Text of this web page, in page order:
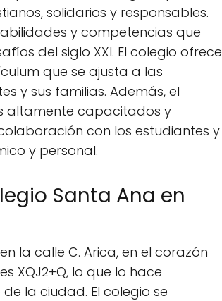
solidarios y responsables.
y competencias que
del siglo XXI. El colegio ofrece
que se ajusta a las
y sus familias. Además, el
altamente capacitados y
con los estudiantes y
y personal.
Santa Ana en
la calle C. Arica, en el corazón
XQJ2+Q, lo que lo hace
la ciudad. El colegio se